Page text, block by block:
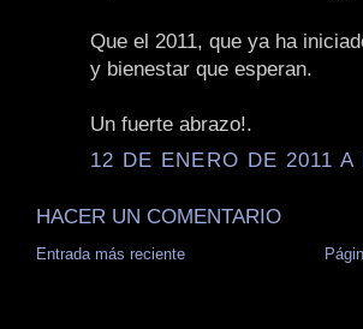
Que el 2011, que ya ha
y bienestar que esperan.
Un fuerte abrazo!.
12 DE ENERO DE 2011 A
HACER UN COMENTARIO
Entrada más reciente